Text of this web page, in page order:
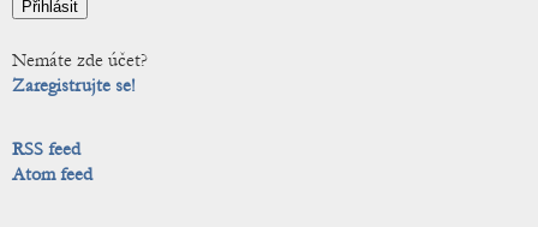
Nemáte zde účet?
Zaregistrujte se!
RSS feed
Atom feed